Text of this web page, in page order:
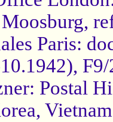
Paris:
Postal